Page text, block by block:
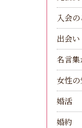
入会
出会い
名言集
女性の
婚活
婚約